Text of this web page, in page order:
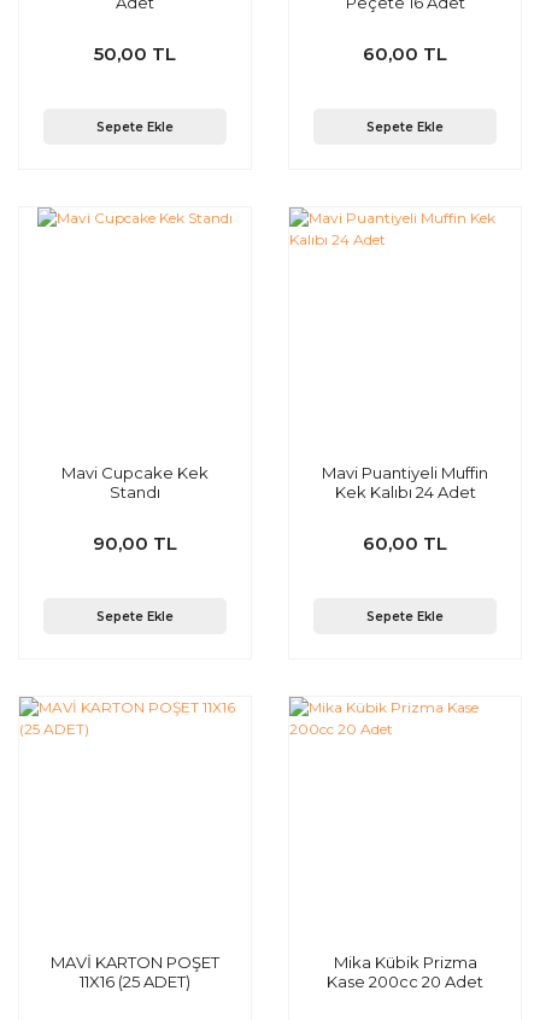
50,00 TL
Sepete Ekle
60,00 TL
Sepete Ekle
Mavi Cupcake Kek
Standı
90,00 TL
Sepete Ekle
Mavi Puantiyeli Muffin
Kek Kalıbı 24 Adet
60,00 TL
Sepete Ekle
MAVİ KARTON POŞET
11X16 (25 ADET)
Mika Kübik Prizma
Kase 200cc 20 Adet